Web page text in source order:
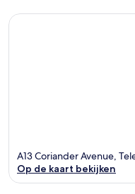
A13 Coriander Avenue,
Op de kaart bekijken